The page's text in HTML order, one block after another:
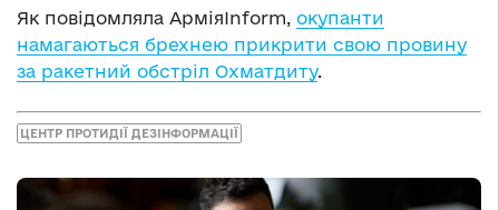
Як повідомляла АрміяInform, окупанти
намагаються брехнею прикрити свою провину
за ракетний обстріл Охматдиту.
ЦЕНТР ПРОТИДІЇ ДЕЗІНФОРМАЦІЇ